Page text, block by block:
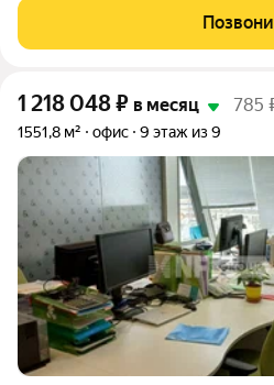
располагается в шаговой
1 218 048₽ в месяц 785
1551,8 м² офис 9 этаж из 9